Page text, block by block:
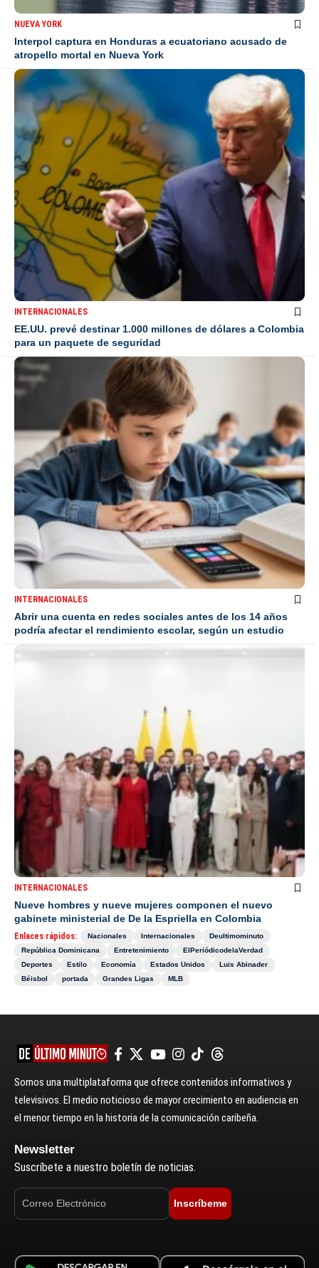
NUEVA YORK
Interpol captura en Honduras a ecuatoriano acusado de
atropello mortal en Nueva York
INTERNACIONALES
EE.UU. prevé destinar 1.000 millones de dólares a Colombia
para un paquete de seguridad
INTERNACIONALES
Abrir una cuenta en redes sociales antes de los 14 años
podría afectar el rendimiento escolar, según un estudio
INTERNACIONALES
Nueve hombres y nueve mujeres componen el nuevo
gabinete ministerial de De la Espriella en Colombia
Enlaces rápidos: Nacionales Internacionales
Deultimominuto
República Dominicana
Entretenimiento
ElPeriódicodelaVerdad
Deportes
Estilo Economía Estados Unidos
Luis Abinader
Béisbol
portada Grandes Ligas MLB
Somos una multiplataforma que ofrece contenidos informativos y
televisivos. El medio noticioso de mayor crecimiento en audiencia en
el menor tiempo en la historia de la comunicación caribeña.
Newsletter
Suscríbete a nuestro boletín de noticias.
Inscríbeme